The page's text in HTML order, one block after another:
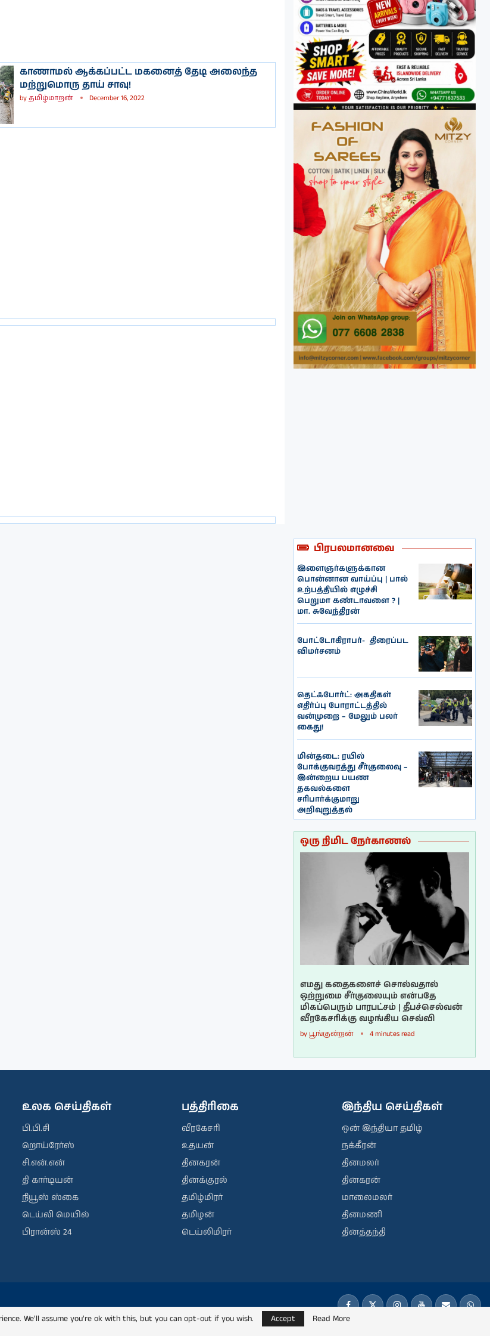
காணாமல் ஆக்கப்பட்ட மகனைத் தேடி அலைந்த
மற்றுமொரு தாய் சாவு!
byதமிழ்மாறன் December 16, 2022
பிரபலமானவை
இளைஞர்களுக்கான
பொன்னான வாய்ப்பு | பால்
உற்பத்தியில் எழுச்சி
பெறுமா கண்டாவளை ? |
மா. சுவேந்திரன்
போட்டோகிராபர்- ‌ திரைப்பட
விமர்சனம்
தெட்ஃபோர்ட்: அகதிகள்
எதிர்ப்பு போராட்டத்தில்
வன்முறை – மேலும் பலர்
கைது!
மின்தடை: ரயில்
போக்குவரத்து சீர்குலைவு –
இன்றைய பயண
தகவல்களை
சரிபார்க்குமாறு
அறிவுறுத்தல்
ஒரு நிமிட நேர்காணல்
எமது கதைகளைச் சொல்வதால்
ஒற்றுமை சீர்குலையும் என்பதே
மிகப்பெரும் பாரபட்சம் | தீபச்செல்வன்
வீரகேசரிக்கு வழங்கிய செவ்வி
by பூங்குன்றன் 4 minutes read
உலக செய்திகள்
பி.பி.சி
றொய்ரேர்ஸ்
சி.என்.என்
தி கார்டியன்
நியூஸ் ஸ்கை
டெய்லி மெயில்
பிரான்ஸ் 24
பத்திரிகை
வீரகேசரி
உதயன்
தினகரன்
தினக்குரல்
தமிழ்மிரர்
தமிழன்
டெய்லிமிரர்
இந்திய செய்திகள்
ஒன் இந்தியா தமிழ்
நக்கீரன்
தினமலர்
தினகரன்
மாலைமலர்
தினமணி
தினத்தந்தி
We'll assume you're ok with this, but you can opt-out if you wish.
Accept Read More